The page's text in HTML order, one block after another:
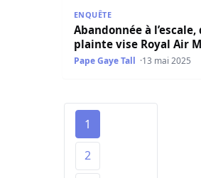
ENQUÊTE
Abandonnée à
plainte vise Royal Air
Pape Gaye Tall 13 mai 2025
1
2